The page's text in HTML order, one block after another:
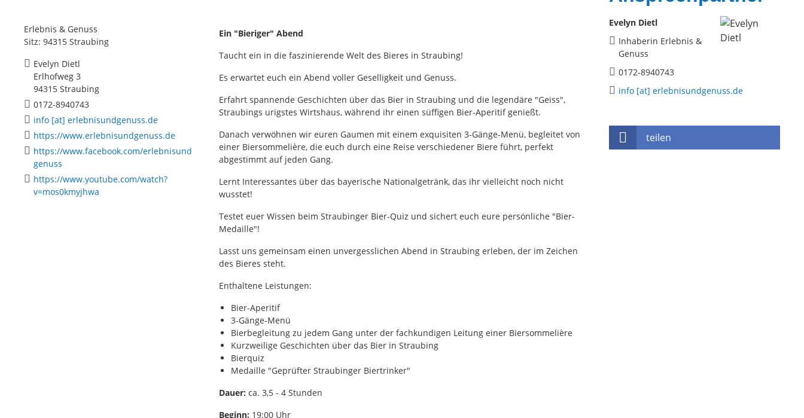
Erlebnis & Genuss
Sitz: 94315 Straubing
Evelyn Dietl
Erlhofweg 3
94315 Straubing
0172-8940743
info [at] erlebnisundgenuss.de
https://www.erlebnisundgenuss.de
https://www.facebook.com/erlebnisund
genuss
https://www.youtube.com/watch?
v=mos0kmyjhwa
Ein "Bieriger" Abend
Taucht ein in die faszinierende Welt des Bieres in Straubing!
Es erwartet euch ein Abend voller Geselligkeit und Genuss.
Erfahrt spannende Geschichten über das Bier in Straubing und die legendäre "Geiss",
Straubings urigstes Wirtshaus, während ihr einen süffigen Bier-Aperitif genießt.
Danach verwöhnen wir euren Gaumen mit einem exquisiten 3-Gänge-Menü, begleitet von
einer Biersommelière, die euch durch eine Reise verschiedener Biere führt, perfekt
abgestimmt auf jeden Gang.
Lernt Interessantes über das bayerische Nationalgetränk, das ihr vielleicht noch nicht
wusstet!
Testet euer Wissen beim Straubinger Bier-Quiz und sichert euch eure persönliche "Bier-
Medaille"!
Lasst uns gemeinsam einen unvergesslichen Abend in Straubing erleben, der im Zeichen
des Bieres steht.
Enthaltene Leistungen:
Bier-Aperitif
3-Gänge-Menü
Bierbegleitung zu jedem Gang unter der fachkundigen Leitung einer Biersommelière
Kurzweilige Geschichten über das Bier in Straubing
Bierquiz
Medaille "Geprüfter Straubinger Biertrinker"
Dauer: ca. 3,5 - 4 Stunden
Beginn: 19:00 Uhr
Evelyn Dietl
Inhaberin Erlebnis &
Genuss
0172-8940743
info [at] erlebnisundgenuss.de
teilen